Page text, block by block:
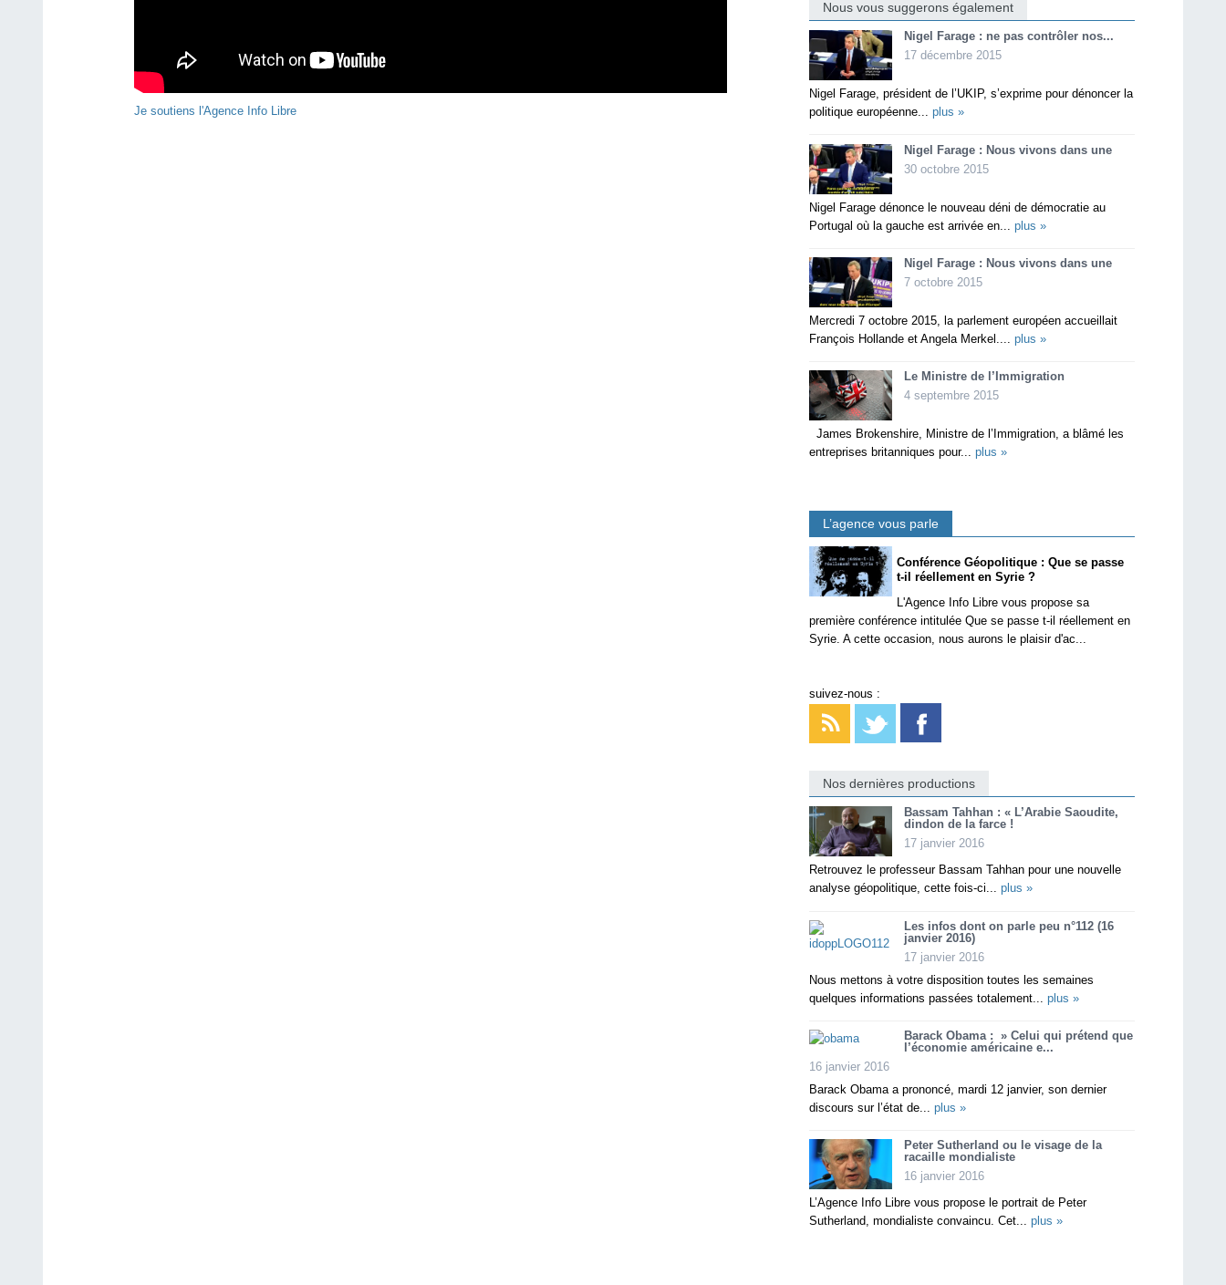
Je soutiens l'Agence Info Libre
Nous vous suggerons également
Nigel Farage : ne pas contrôler nos...
17 décembre 2015
Nigel Farage, président de l’UKIP, s’exprime pour dénoncer la
politique européenne... plus »
Nigel Farage : Nous vivons dans une
30 octobre 2015
Nigel Farage dénonce le nouveau déni de démocratie au
Portugal où la gauche est arrivée en... plus »
Nigel Farage : Nous vivons dans une
7 octobre 2015
Mercredi 7 octobre 2015, la parlement européen accueillait
François Hollande et Angela Merkel.... plus »
Le Ministre de l’Immigration
4 septembre 2015
James Brokenshire, Ministre de l’Immigration, a blâmé les
entreprises britanniques pour... plus »
L’agence vous parle
Conférence Géopolitique : Que se passe
t-il réellement en Syrie ?
L'Agence Info Libre vous propose sa
première conférence intitulée Que se passe t-il réellement en
Syrie. A cette occasion, nous aurons le plaisir d'ac...
suivez-nous :
Nos dernières productions
Bassam Tahhan : « L’Arabie Saoudite,
dindon de la farce !
17 janvier 2016
Retrouvez le professeur Bassam Tahhan pour une nouvelle
analyse géopolitique, cette fois-ci... plus »
Les infos dont on parle peu n°112 (16
janvier 2016)
17 janvier 2016
Nous mettons à votre disposition toutes les semaines
quelques informations passées totalement... plus »
Barack Obama : » Celui qui prétend que
l’économie américaine e...
16 janvier 2016
Barack Obama a prononcé, mardi 12 janvier, son dernier
discours sur l’état de... plus »
Peter Sutherland ou le visage de la
racaille mondialiste
16 janvier 2016
L’Agence Info Libre vous propose le portrait de Peter
Sutherland, mondialiste convaincu. Cet... plus »